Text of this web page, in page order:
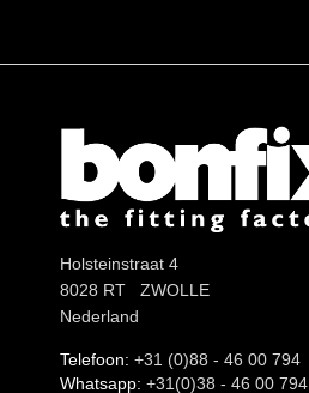
Holsteinstraat 4
8028 RT ZWOLLE
Nederland
Telefoon: +31 (0)88 - 46 00 794
Whatsapp: +31(0)38 - 46 00 794